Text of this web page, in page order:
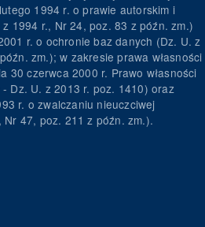
1994 r. o prawie autorskim i
1994 r., Nr 24, poz. 83 z późn. zm.)
r. o ochronie baz danych (Dz. U. z
zm.); w zakresie prawa własności
30 czerwca 2000 r. Prawo własności
Dz. U. z 2013 r. poz. 1410) oraz
r. o zwalczaniu nieuczciwej
47, poz. 211 z późn. zm.).